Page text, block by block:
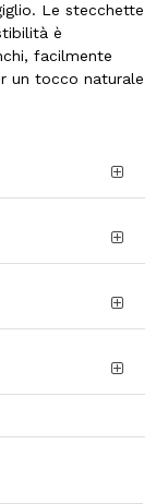
Le stecchette
è
facilmente
un tocco naturale